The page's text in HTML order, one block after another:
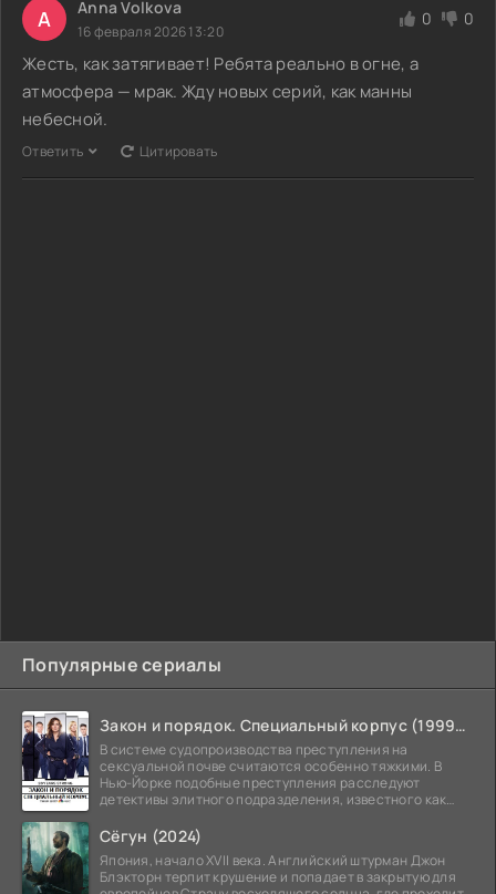
Популярные сериалы
Закон и порядок. Специальный корпус (1999-2026)
В системе судопроизводства преступления на
сексуальной почве считаются особенно тяжкими. В
Нью-Йорке подобные преступления расследуют
детективы элитного подразделения, известного как
Сёгун (2024)
Япония, начало XVII века. Английский штурман Джон
Блэкторн терпит крушение и попадает в закрытую для
A Anna Volkova
16 февраля 2026 13:20
0 0
Жесть, как затягивает! Ребята реально в огне, а
атмосфера — мрак. Жду новых серий, как манны
небесной.
Ответить Цитировать